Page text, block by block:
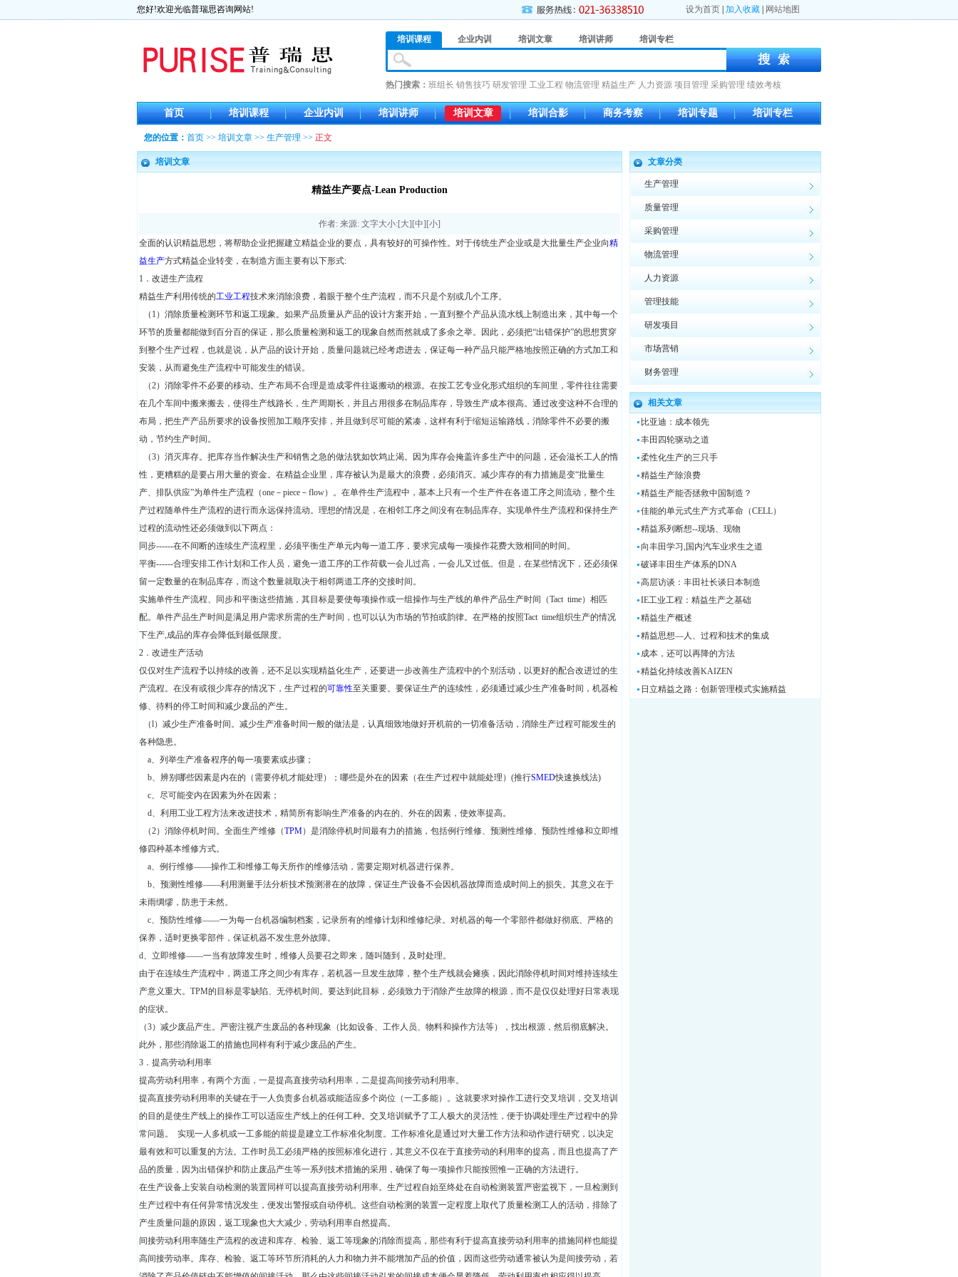
您好!欢迎光临普瑞思咨询网站! 设为首页 加入收藏 网站地图
培训课程 企业内训 培训文章 培训讲师 培训专栏
热门搜索： 班组长 销售技巧 研发管理 工业工程 物流管理 精益生产 人力资源 项目管理 采购管理 绩效考核
首页 培训课程 企业内训 培训讲师 培训文章 培训合影 商务考察 培训专题 培训专栏
您的位置： 首页 >> 培训文章 >> 生产管理 >> 正文
培训文章
精益生产要点-Lean Production
作者: 来源: 文字大小:[大][中][小]
全面的认识精益思想，将帮助企业把握建立精益企业的要点，具有较好的可操作性。对于传统生产企业或是大批量生产企业向精
益生产方式精益企业转变，在制造方面主要有以下形式:
1．改进生产流程
精益生产利用传统的工业工程技术来消除浪费，着眼于整个生产流程，而不只是个别或几个工序。
（1）消除质量检测环节和返工现象。如果产品质量从产品的设计方案开始，一直到整个产品从流水线上制造出来，其中每一个
环节的质量都能做到百分百的保证，那么质量检测和返工的现象自然而然就成了多余之举。因此，必须把“出错保护”的思想贯穿
到整个生产过程，也就是说，从产品的设计开始，质量问题就已经考虑进去，保证每一种产品只能严格地按照正确的方式加工和
安装，从而避免生产流程中可能发生的错误。
（2）消除零件不必要的移动。生产布局不合理是造成零件往返搬动的根源。在按工艺专业化形式组织的车间里，零件往往需要
在几个车间中搬来搬去，使得生产线路长，生产周期长，并且占用很多在制品库存，导致生产成本很高。通过改变这种不合理的
布局，把生产产品所要求的设备按照加工顺序安排，并且做到尽可能的紧凑，这样有利于缩短运输路线，消除零件不必要的搬
动，节约生产时间。
（3）消灭库存。把库存当作解决生产和销售之急的做法犹如饮鸩止渴。因为库存会掩盖许多生产中的问题，还会滋长工人的惰
性，更糟糕的是要占用大量的资金。在精益企业里，库存被认为是最大的浪费，必须消灭。减少库存的有力措施是变“批量生
产、排队供应”为单件生产流程（one－piece－flow）。在单件生产流程中，基本上只有一个生产件在各道工序之间流动，整个生
产过程随单件生产流程的进行而永远保持流动。理想的情况是，在相邻工序之间没有在制品库存。实现单件生产流程和保持生产
过程的流动性还必须做到以下两点：
同步------在不间断的连续生产流程里，必须平衡生产单元内每一道工序，要求完成每一项操作花费大致相同的时间。
平衡------合理安排工作计划和工作人员，避免一道工序的工作荷载一会儿过高，一会儿又过低。但是，在某些情况下，还必须保
留一定数量的在制品库存，而这个数量就取决于相邻两道工序的交接时间。
实施单件生产流程、同步和平衡这些措施，其目标是要使每项操作或一组操作与生产线的单件产品生产时间（Tact time）相匹
配。单件产品生产时间是满足用户需求所需的生产时间，也可以认为市场的节拍或韵律。在严格的按照Tact time组织生产的情况
下生产,成品的库存会降低到最低限度。
2．改进生产活动
仅仅对生产流程予以持续的改善，还不足以实现精益化生产，还要进一步改善生产流程中的个别活动，以更好的配合改进过的生
产流程。在没有或很少库存的情况下，生产过程的可靠性至关重要。要保证生产的连续性，必须通过减少生产准备时间，机器检
修、待料的停工时间和减少废品的产生。
（l）减少生产准备时间。减少生产准备时间一般的做法是，认真细致地做好开机前的一切准备活动，消除生产过程可能发生的
各种隐患。
a、列举生产准备程序的每一项要素或步骤；
b、辨别哪些因素是内在的（需要停机才能处理）；哪些是外在的因素（在生产过程中就能处理）(推行SMED快速换线法)
c、尽可能变内在因素为外在因素；
d、利用工业工程方法来改进技术，精简所有影响生产准备的内在的、外在的因素，使效率提高。
（2）消除停机时间。全面生产维修（TPM）是消除停机时间最有力的措施，包括例行维修、预测性维修、预防性维修和立即维
修四种基本维修方式。
a、例行维修——操作工和维修工每天所作的维修活动，需要定期对机器进行保养。
b、预测性维修——利用测量手法分析技术预测潜在的故障，保证生产设备不会因机器故障而造成时间上的损失。其意义在于
未雨绸缪，防患于未然。
c、预防性维修——一为每一台机器编制档案，记录所有的维修计划和维修纪录。对机器的每一个零部件都做好彻底、严格的
保养，适时更换零部件，保证机器不发生意外故障。
d、立即维修——一当有故障发生时，维修人员要召之即来，随叫随到，及时处理。
由于在连续生产流程中，两道工序之间少有库存，若机器一旦发生故障，整个生产线就会瘫痪，因此消除停机时间对维持连续生
产意义重大。TPM的目标是零缺陷、无停机时间。要达到此目标，必须致力于消除产生故障的根源，而不是仅仅处理好日常表现
的症状。
（3）减少废品产生。严密注视产生废品的各种现象（比如设备、工作人员、物料和操作方法等），找出根源，然后彻底解决。
此外，那些消除返工的措施也同样有利于减少废品的产生。
3．提高劳动利用率
提高劳动利用率，有两个方面，一是提高直接劳动利用率，二是提高间接劳动利用率。
提高直接劳动利用率的关键在于一人负责多台机器或能适应多个岗位（一工多能）。这就要求对操作工进行交叉培训，交叉培训
的目的是使生产线上的操作工可以适应生产线上的任何工种。交叉培训赋予了工人极大的灵活性，便于协调处理生产过程中的异
常问题。 实现一人多机或一工多能的前提是建立工作标准化制度。工作标准化是通过对大量工作方法和动作进行研究，以决定
最有效和可以重复的方法。工作时员工必须严格的按照标准化进行，其意义不仅在于直接劳动的利用率的提高，而且也提高了产
品的质量，因为出错保护和防止废品产生等一系列技术措施的采用，确保了每一项操作只能按照惟一正确的方法进行。
在生产设备上安装自动检测的装置同样可以提高直接劳动利用率。生产过程自始至终处在自动检测装置严密监视下，一旦检测到
生产过程中有任何异常情况发生，便发出警报或自动停机。这些自动检测的装置一定程度上取代了质量检测工人的活动，排除了
产生质量问题的原因，返工现象也大大减少，劳动利用率自然提高。
间接劳动利用率随生产流程的改进和库存、检验、返工等现象的消除而提高，那些有利于提高直接劳动利用率的措施同样也能提
高间接劳动率。库存、检验、返工等环节所消耗的人力和物力并不能增加产品的价值，因而这些劳动通常被认为是间接劳动，若
文章分类
生产管理
质量管理
采购管理
物流管理
人力资源
管理技能
研发项目
市场营销
财务管理
相关文章
比亚迪：成本领先
丰田四轮驱动之道
柔性化生产的三只手
精益生产除浪费
精益生产能否拯救中国制造？
佳能的单元式生产方式革命（CELL）
精益系列断想--现场、现物
向丰田学习,国内汽车业求生之道
破译丰田生产体系的DNA
高层访谈：丰田社长谈日本制造
IE工业工程：精益生产之基础
精益生产概述
精益思想—人、过程和技术的集成
成本，还可以再降的方法
精益化持续改善KAIZEN
日立精益之路：创新管理模式实施精益